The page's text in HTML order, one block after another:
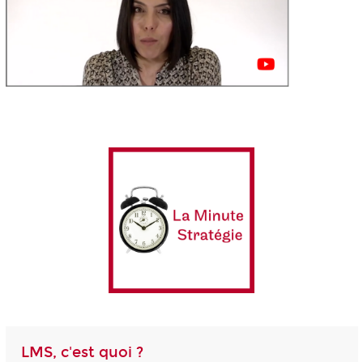
LMS, c'est quoi ?